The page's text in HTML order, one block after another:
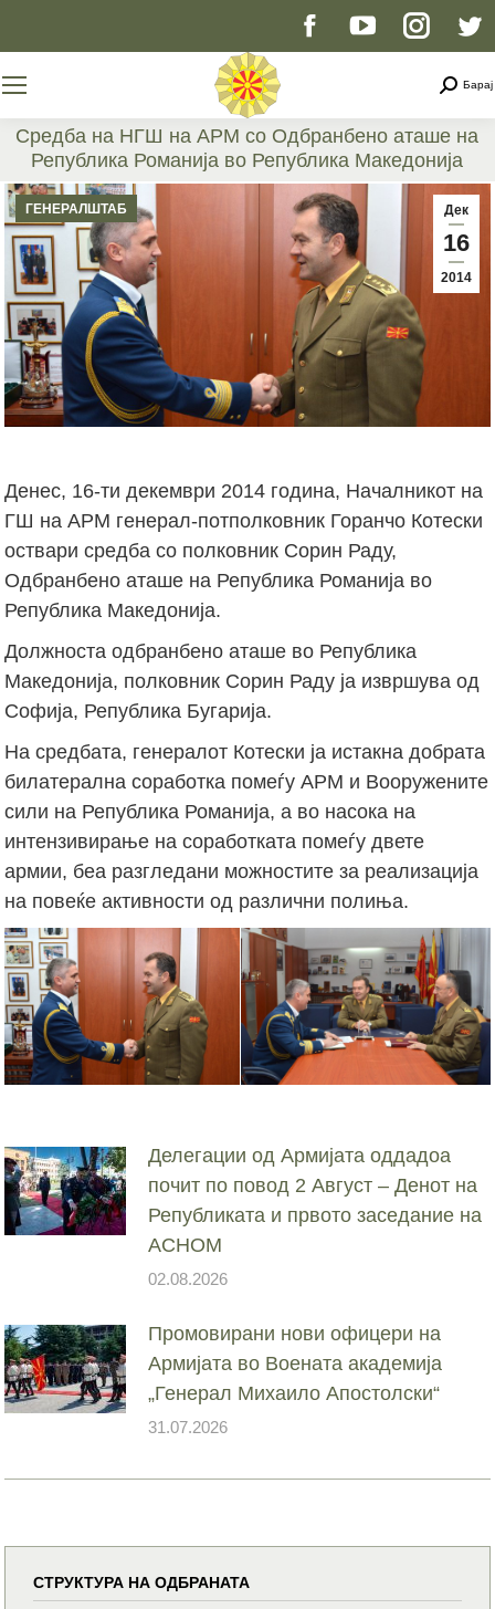
Facebook
opens
in
new
window
YouTube
opens
new
window
page
opens
in
new
window
Барај
Средба на НГШ на АРМ со Одбранбено аташе на
Република Романија во Република Македонија
You are here:
Дек
16
2014
ГЕНЕРАЛШТАБ
Денес, 16-ти декември 2014 година, Началникот на
ГШ на АРМ генерал-потполковник Горанчо Котески
оствари средба со полковник Сорин Раду,
Одбранбено аташе на Република Романија во
Република Македонија.
Должноста одбранбено аташе во Република
Македонија, полковник Сорин Раду ја извршува од
Софија, Република Бугарија.
На средбата, генералот Котески ја истакна добрата
билатерална соработка помеѓу АРМ и Вооружените
сили на Република Романија, а во насока на
интензивирање на соработката помеѓу двете
армии, беа разгледани можностите за реализација
на повеќе активности од различни полиња.
Делегации од Армијата оддадоа
почит по повод 2 Август – Денот на
Републиката и првото заседание на
АСНОМ
02.08.2026
Промовирани нови офицери на
Армијата во Воената академија
„Генерал Михаило Апостолски“
31.07.2026
СТРУКТУРА НА ОДБРАНАТА